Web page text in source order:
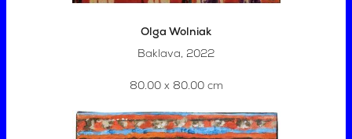
Olga Wolniak
Baklava, 2022
80.00 x 80.00 cm